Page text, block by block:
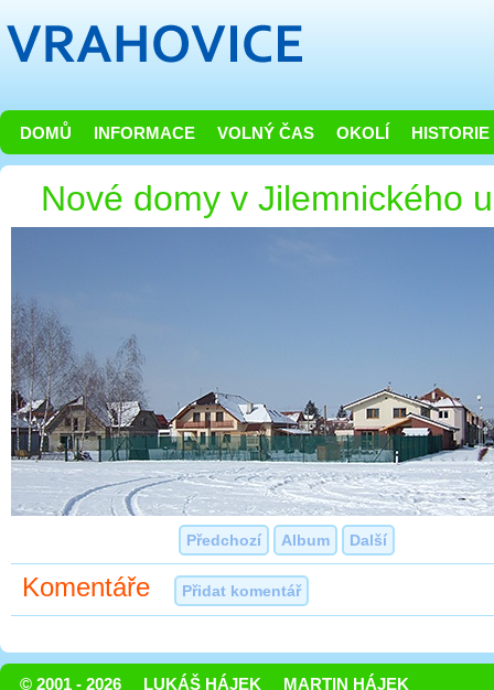
DOMŮ INFORMACE VOLNÝ ČAS OKOLÍ HISTORIE
Nové domy v Jilemnického
Předchozí Album Další
Komentáře Přidat komentář
© 2001 - 2026 LUKÁŠ HÁJEK MARTIN HÁJEK